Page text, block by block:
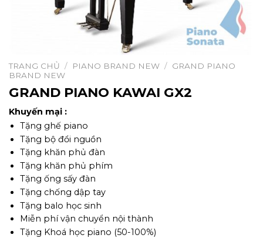
TRANG CHỦ / PIANO BRAND NEW / GRAND PIANO
BRAND NEW
GRAND PIANO KAWAI GX2
Khuyến mại :
Tặng ghế piano
Tặng bộ đổi nguồn
Tặng khăn phủ đàn
Tặng khăn phủ phím
Tặng ống sấy đàn
Tặng chống dập tay
Tặng balo học sinh
Miễn phí vận chuyển nội thành
Tặng Khoá học piano (50-100%)